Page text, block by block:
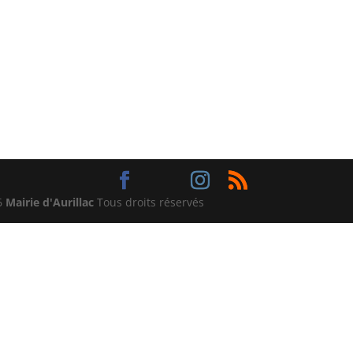
Mairie d'Aurillac Tous droits réservés